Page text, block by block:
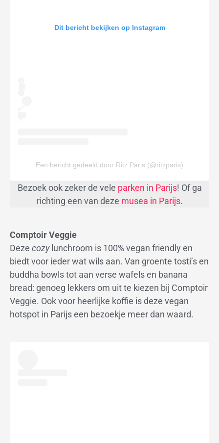
Dit bericht bekijken op Instagram
Een bericht gedeeld door Ritz Paris (@ritzparis)
Bezoek ook zeker de vele parken in Parijs! Of ga
richting een van deze musea in Parijs.
Comptoir Veggie
Deze cozylunchroom is 100% vegan friendly en
biedt voor ieder wat wils aan. Van groente tosti’s en
buddha bowls tot aan verse wafels en banana
bread: genoeg lekkers om uit te kiezen bij Comptoir
Veggie. Ook voor heerlijke koffie is deze vegan
hotspot in Parijs een bezoekje meer dan waard.